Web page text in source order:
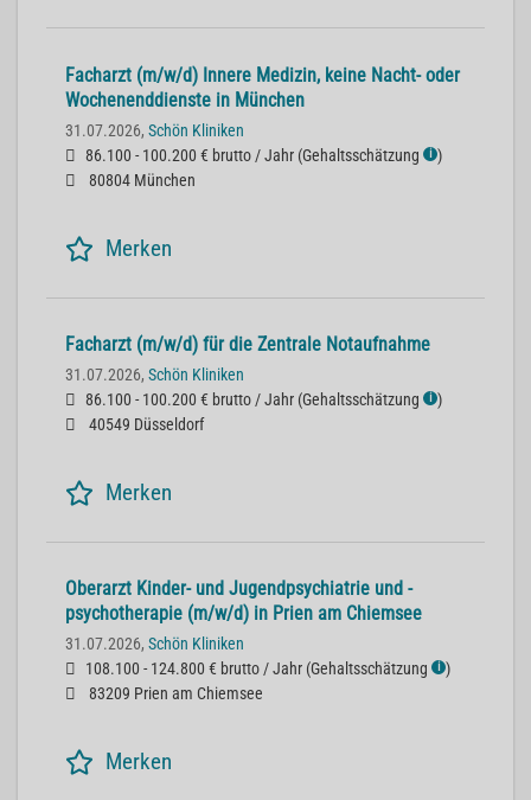
Facharzt (m/w/d) Innere Medizin, keine Nacht- oder
Wochenenddienste in München
31.07.2026, Schön Kliniken
86.100 - 100.200 € brutto / Jahr (Gehaltsschätzung ℹ )
80804 München
Merken
Facharzt (m/w/d) für die Zentrale Notaufnahme
31.07.2026, Schön Kliniken
86.100 - 100.200 € brutto / Jahr (Gehaltsschätzung ℹ )
40549 Düsseldorf
Merken
Oberarzt Kinder- und Jugendpsychiatrie und -
psychotherapie (m/w/d) in Prien am Chiemsee
31.07.2026, Schön Kliniken
108.100 - 124.800 € brutto / Jahr (Gehaltsschätzung ℹ )
83209 Prien am Chiemsee
Merken